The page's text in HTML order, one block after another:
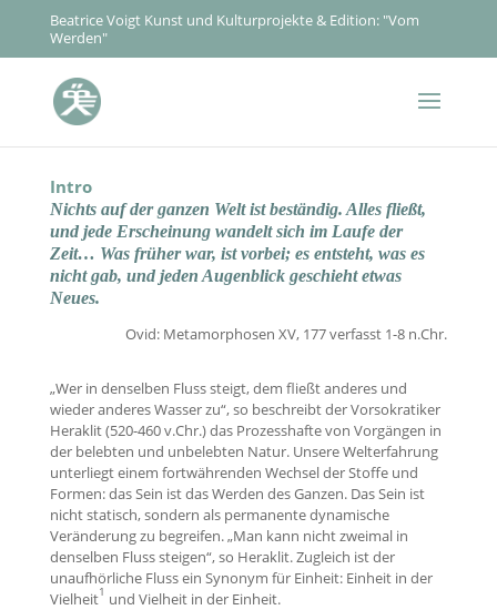
Beatrice Voigt Kunst und Kulturprojekte & Edition: "Vom
Werden"
Intro
Nichts auf der ganzen Welt ist beständig. Alles fließt,
und jede Erscheinung wandelt sich im Laufe der
Zeit… Was früher war, ist vorbei; es entsteht, was es
nicht gab, und jeden Augenblick geschieht etwas
Neues.
Ovid: Metamorphosen XV, 177 verfasst 1-8 n.Chr.
„Wer in denselben Fluss steigt, dem fließt anderes und
wieder anderes Wasser zu“, so beschreibt der Vorsokratiker
Heraklit (520-460 v.Chr.) das Prozesshafte von Vorgängen in
der belebten und unbelebten Natur. Unsere Welterfahrung
unterliegt einem fortwährenden Wechsel der Stoffe und
Formen: das Sein ist das Werden des Ganzen. Das Sein ist
nicht statisch, sondern als permanente dynamische
Veränderung zu begreifen. „Man kann nicht zweimal in
denselben Fluss steigen“, so Heraklit. Zugleich ist der
unaufhörliche Fluss ein Synonym für Einheit: Einheit in der
Vielheit1 und Vielheit in der Einheit.